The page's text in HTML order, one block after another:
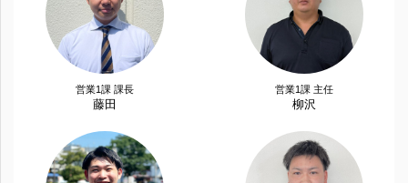
営業1課 課長
藤田
営業1課 主任
柳沢